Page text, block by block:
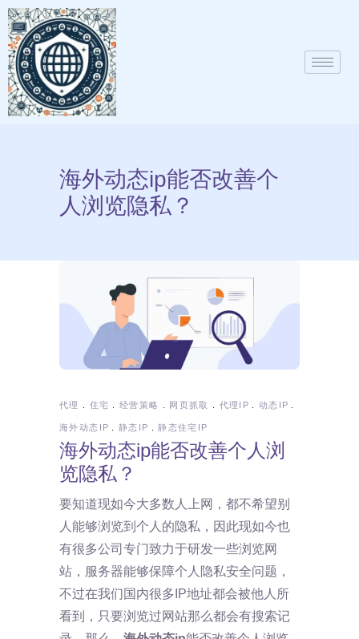
海外动态ip能否改善个
人浏览隐私？
代理 住宅 经营策略 网页抓取 代理IP 动态IP
海外动态IP 静态IP 静态住宅IP
海外动态ip能否改善个人浏
览隐私？
要知道现如今大多数人上网，都不希望别
人能够浏览到个人的隐私，因此现如今也
有很多公司专门致力于研发一些浏览网
站，服务器能够保障个人隐私安全问题，
不过在我们国内很多IP地址都会被他人所
看到，只要浏览过网站那么都会有搜索记